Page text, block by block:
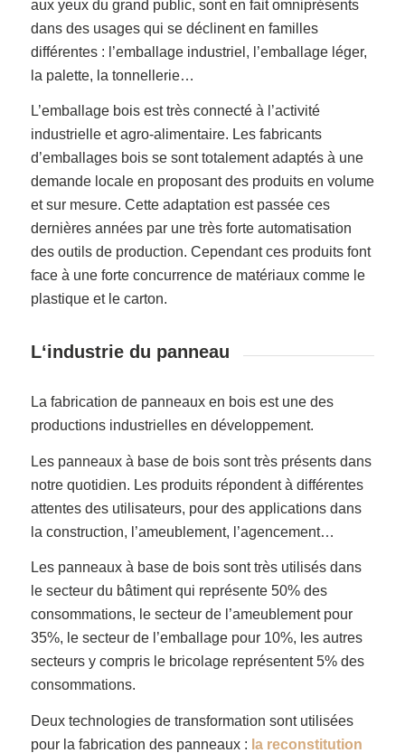
aux yeux du grand public, sont en fait omniprésents
dans des usages qui se déclinent en familles
différentes : l’emballage industriel, l’emballage léger,
la palette, la tonnellerie…
L’emballage bois est très connecté à l’activité
industrielle et agro-alimentaire. Les fabricants
d’emballages bois se sont totalement adaptés à une
demande locale en proposant des produits en volume
et sur mesure. Cette adaptation est passée ces
dernières années par une très forte automatisation
des outils de production. Cependant ces produits font
face à une forte concurrence de matériaux comme le
plastique et le carton.
L‘industrie du panneau
La fabrication de panneaux en bois est une des
productions industrielles en développement.
Les panneaux à base de bois sont très présents dans
notre quotidien. Les produits répondent à différentes
attentes des utilisateurs, pour des applications dans
la construction, l’ameublement, l’agencement…
Les panneaux à base de bois sont très utilisés dans
le secteur du bâtiment qui représente 50% des
consommations, le secteur de l’ameublement pour
35%, le secteur de l’emballage pour 10%, les autres
secteurs y compris le bricolage représentent 5% des
consommations.
Deux technologies de transformation sont utilisées
pour la fabrication des panneaux : la reconstitution